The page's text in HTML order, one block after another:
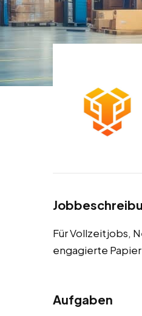
Für Vollzeitjobs,
engagierte
Aufgaben